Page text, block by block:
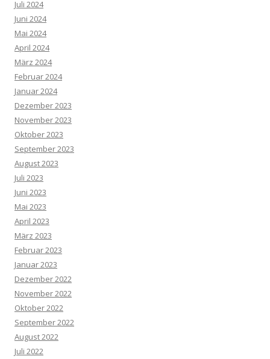
Juli 2024
Juni 2024
Mai 2024
April 2024
März 2024
Februar 2024
Januar 2024
Dezember 2023
November 2023
Oktober 2023
September 2023
August 2023
Juli 2023
Juni 2023
Mai 2023
April 2023
März 2023
Februar 2023
Januar 2023
Dezember 2022
November 2022
Oktober 2022
September 2022
August 2022
Juli 2022